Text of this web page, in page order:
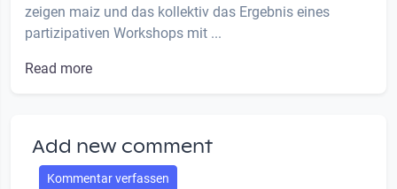
zeigen maiz und das kollektiv das Ergebnis eines
partizipativen Workshops mit ...
Read more
Add new comment
Kommentar verfassen